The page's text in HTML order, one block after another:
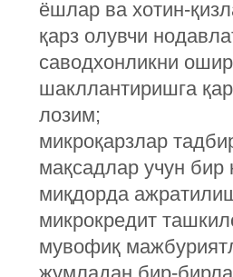
ёшлар ва хотин-
қарз олувчи
саводхонликни
шакллантиришга
лозим;
микроқарзлар
мақсадлар учун
миқдорда
микрокредит
мувофиқ